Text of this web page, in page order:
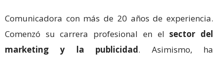
Comunicadora con más de 20 años de experiencia.
Comenzó su carrera profesional en elsector del
marketing y la publicidad. Asimismo, ha